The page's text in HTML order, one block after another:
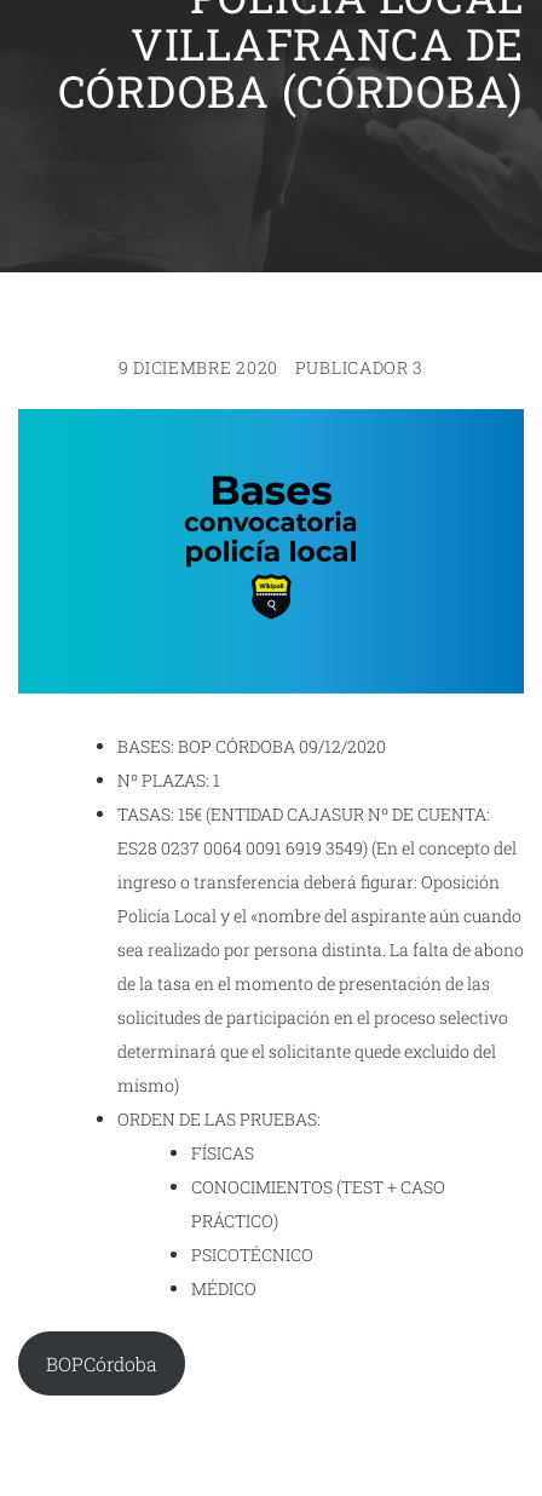
VILLAFRANCA DE
CÓRDOBA (CÓRDOBA)
9 DICIEMBRE 2020 PUBLICADOR 3
BASES: BOP CÓRDOBA 09/12/2020
Nº PLAZAS: 1
TASAS: 15€ (ENTIDAD CAJASUR Nº DE CUENTA:
ES28 0237 0064 0091 6919 3549) (En el concepto del
ingreso o transferencia deberá figurar: Oposición
Policía Local y el «nombre del aspirante aún cuando
sea realizado por persona distinta. La falta de abono
de la tasa en el momento de presentación de las
solicitudes de participación en el proceso selectivo
determinará que el solicitante quede excluido del
mismo)
ORDEN DE LAS PRUEBAS:
FÍSICAS
CONOCIMIENTOS (TEST + CASO
PRÁCTICO)
PSICOTÉCNICO
MÉDICO
BOPCórdoba